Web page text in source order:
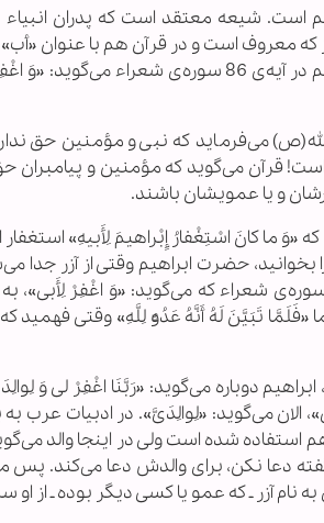
است. شیعه معتقد است که پدران
یا «وَ اغْفِرْ لِأَبِی» (الشعراء : 86). حضرت ابراهیم در آیه‌ی
به رسول الله(ص) می‌فرماید که نبی و مؤمنین
قرآن می‌گوید که مؤمنین و پیامبران
و یا عمویشان باشند.
که «وَ ما کانَ اسْتِغْفارُ إِبْراهیمَ لِأَبیهِ»
بخوانید، حضرت ابراهیم وقتی از آزر
سوره‌ی شعراء که می‌گوید: «وَ اغْفِرْ
«فَلَمَّا تَبَیَّنَ لَهُ أَنَّهُ عَدُوٌّ لِلَّهِ» وقتی فهمید
خواندیم، ابراهیم دوباره می‌گوید: «رَبَّنَا اغْفِرْ
الان می‌گوید: «لِوالِدَیَّ». در ادبیات عرب
شده است ولی در اینجا والد
دعا نکن، برای والدش دعا می‌کند. پس
نام آزر ـ که عمو یا کسی دیگر بوده ـ از